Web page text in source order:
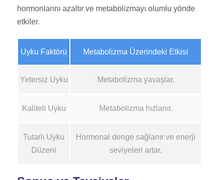
hormonlarını azaltır ve metabolizmayı olumlu yönde
etkiler.
Uyku Faktörü Metabolizma Üzerindeki Etkisi
Yetersiz Uyku Metabolizma yavaşlar.
Kaliteli Uyku Metabolizma hızlanır.
Tutarlı Uyku
Düzeni
Hormonal denge sağlanır ve enerji
seviyeleri artar.